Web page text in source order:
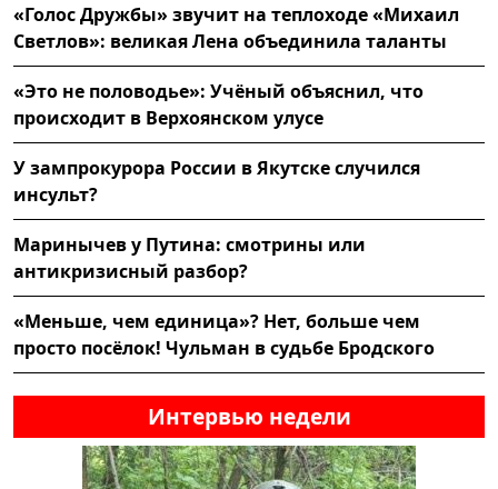
«Голос Дружбы» звучит на теплоходе «Михаил
Светлов»: великая Лена объединила таланты
«Это не половодье»: Учёный объяснил, что
происходит в Верхоянском улусе
У зампрокурора России в Якутске случился
инсульт?
Маринычев у Путина: смотрины или
антикризисный разбор?
«Меньше, чем единица»? Нет, больше чем
просто посёлок! Чульман в судьбе Бродского
Интервью недели